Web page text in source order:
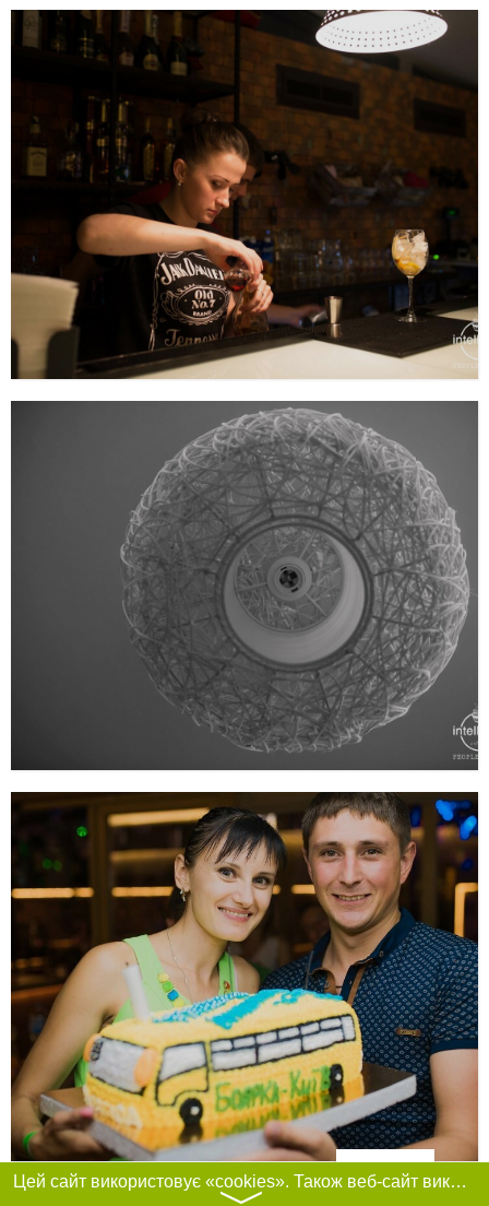
Фільтри
Цей сайт використовує «cookies». Також веб-сайт використовує інтернет-сервіс для збору технічних даних стосовно відвідувачів з метою отримання маркетингової та статистичної інформації. Умови обробки даних відвідувачів сайту див.
〉